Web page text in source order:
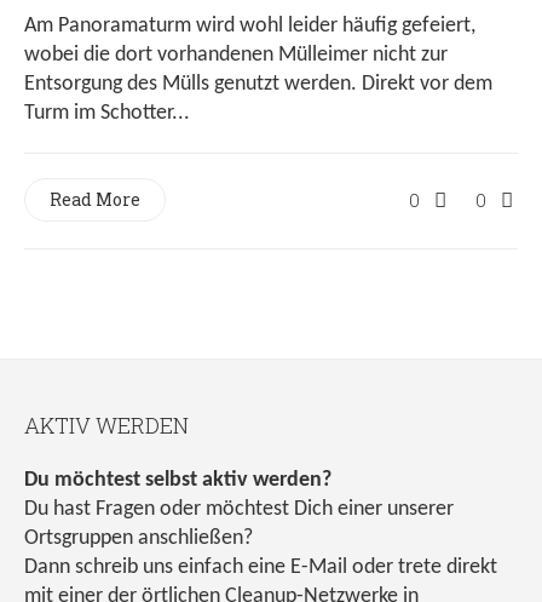
Am Panoramaturm wird wohl leider häufig gefeiert,
wobei die dort vorhandenen Mülleimer nicht zur
Entsorgung des Mülls genutzt werden. Direkt vor dem
Turm im Schotter...
0 0
Read More
AKTIV WERDEN
Du möchtest selbst aktiv werden?
Du hast Fragen oder möchtest Dich einer unserer
Ortsgruppen anschließen?
Dann schreib uns einfach eine E-Mail oder trete direkt
mit einer der örtlichen Cleanup-Netzwerke in